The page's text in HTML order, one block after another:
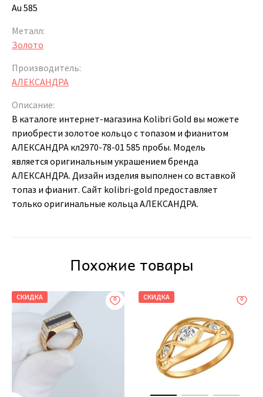
Au 585
Металл:
Золото
Производитель:
АЛЕКСАНДРА
Описание:
В каталоге интернет-магазина Kolibri Gold вы можете
приобрести золотое кольцо с топазом и фианитом
АЛЕКСАНДРА кл2970-78-01 585 пробы. Модель
является оригинальным украшением бренда
АЛЕКСАНДРА. Дизайн изделия выполнен со вставкой
топаз и фианит. Сайт kolibri-gold предоставляет
только оригинальные кольца АЛЕКСАНДРА.
Похожие товары
СКИДКА СКИДКА